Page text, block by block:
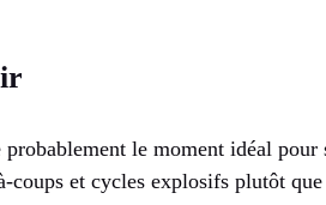
le moment idéal pour
et cycles explosifs plutôt que